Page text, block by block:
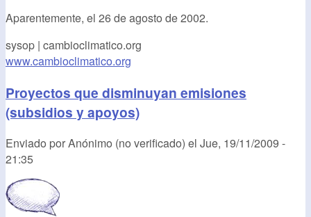
Aparentemente, el 26 de agosto de 2002.
sysop | cambioclimatico.org
www.cambioclimatico.org
Proyectos que disminuyan emisiones
(subsidios y apoyos)
Enviado porAnónimo (no verificado) el Jue, 19/11/2009 -
21:35